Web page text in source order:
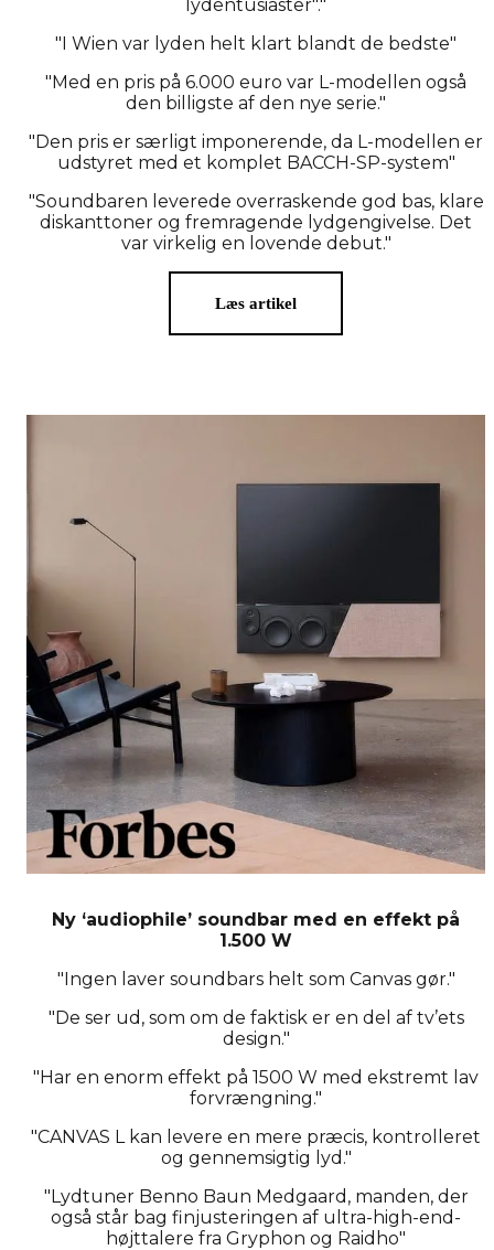
lydentusiaster"."
"I Wien var lyden helt klart blandt de bedste"
"Med en pris på 6.000 euro var L-modellen også
den billigste af den nye serie."
"Den pris er særligt imponerende, da L-modellen er
udstyret med et komplet BACCH-SP-system"
"Soundbaren leverede overraskende god bas, klare
diskanttoner og fremragende lydgengivelse. Det
var virkelig en lovende debut."
Læs artikel
Ny ‘audiophile’ soundbar med en effekt på
1.500 W
"Ingen laver soundbars helt som Canvas gør."
"De ser ud, som om de faktisk er en del af tv’ets
design."
"Har en enorm effekt på 1500 W med ekstremt lav
forvrængning."
"CANVAS L kan levere en mere præcis, kontrolleret
og gennemsigtig lyd."
"Lydtuner Benno Baun Medgaard, manden, der
også står bag finjusteringen af ultra-high-end-
højttalere fra Gryphon og Raidho"